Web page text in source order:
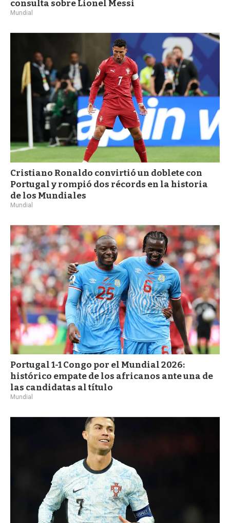
consulta sobre Lionel Messi
Mundial
Cristiano Ronaldo convirtió un doblete con
Portugal y rompió dos récords en la historia
de los Mundiales
Mundial
Portugal 1-1 Congo por el Mundial 2026:
histórico empate de los africanos ante una de
las candidatas al título
Mundial